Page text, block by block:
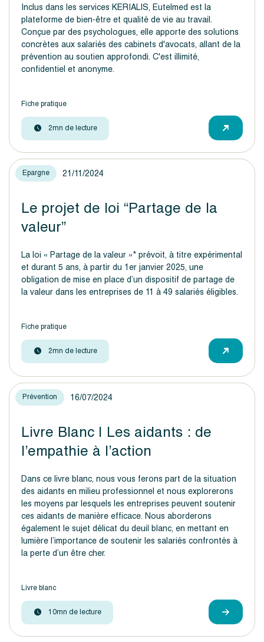
Inclus dans les services KERIALIS, Eutelmed est la
plateforme de bien-être et qualité de vie au travail.
Conçue par des psychologues, elle apporte des solutions
concrètes aux salariés des cabinets d'avocats, allant de la
prévention au soutien approfondi. C'est illimité,
confidentiel et anonyme.
Fiche pratique
2mn de lecture
Epargne 21/11/2024
Le projet de loi “Partage de la
valeur”
La loi « Partage de la valeur »* prévoit, à titre expérimental
et durant 5 ans, à partir du 1er janvier 2025, une
obligation de mise en place d’un dispositif de partage de
la valeur dans les entreprises de 11 à 49 salariés éligibles.
Fiche pratique
2mn de lecture
Prévention 16/07/2024
Livre Blanc | Les aidants : de
l’empathie à l’action
Dans ce livre blanc, nous vous ferons part de la situation
des aidants en milieu professionnel et nous explorerons
les moyens par lesquels les entreprises peuvent soutenir
ces aidants de manière efficace. Nous aborderons
également le sujet délicat du deuil blanc, en mettant en
lumière l’importance de soutenir les salariés confrontés à
la perte d’un être cher.
Livre blanc
10mn de lecture